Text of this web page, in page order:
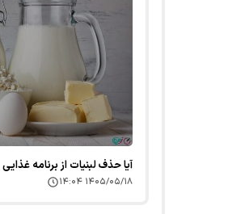
آیا حذف لبنیات از برنامه
۱۴۰۵/۰۵/۱۸ ۱۴:۰۴